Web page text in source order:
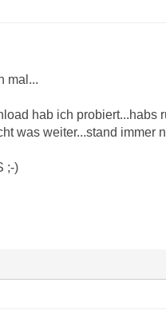
mal...
hab ich probiert...habs
was weiter...stand immer
;-)